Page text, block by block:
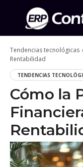
Tendencias tecnológicas
Rentabilidad
TENDENCIAS
Cómo la